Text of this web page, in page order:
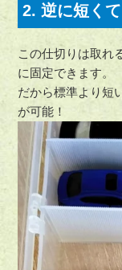
2. 逆に短く
この仕切りは取れ
に固定できます。
だから標準より短
が可能！